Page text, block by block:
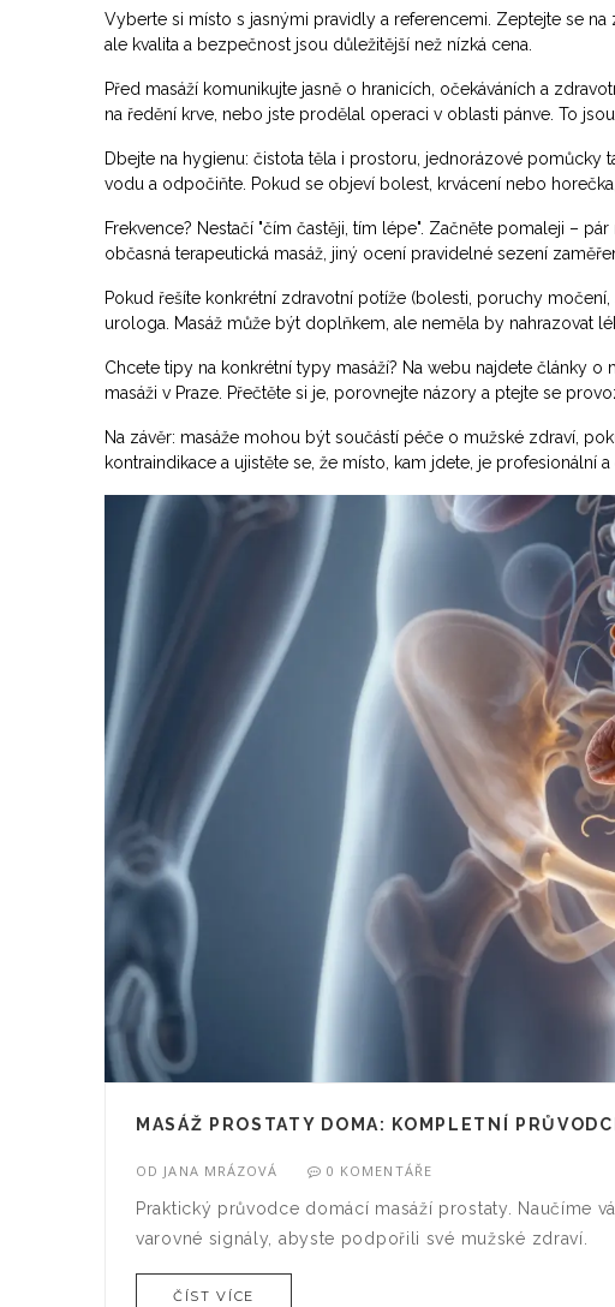
Vyberte si místo s jasnými pravidly a referencemi. Zeptejte se
ale kvalita a bezpečnost jsou důležitější než nízká cena.
Před masáží komunikujte jasně o hranicích, očekáváních a
na ředění krve, nebo jste prodělal operaci v oblasti pánve. To
Dbejte na hygienu: čistota těla i prostoru, jednorázové pomůcky
vodu a odpočiňte. Pokud se objeví bolest, krvácení nebo
Frekvence? Nestačí "čím častěji, tím lépe". Začněte pomaleji –
občasná terapeutická masáž, jiný ocení pravidelné sezení
Pokud řešíte konkrétní zdravotní potíže (bolesti, poruchy
urologa. Masáž může být doplňkem, ale neměla by nahrazovat
Chcete tipy na konkrétní typy masáží? Na webu najdete články o
masáži v Praze. Přečtěte si je, porovnejte názory a ptejte se
Na závěr: masáže mohou být součástí péče o mužské zdraví,
kontraindikace a ujistěte se, že místo, kam jdete, je profesionální
MASÁŽ PROSTATY DOMA: KOMPLETNÍ
OD JANA MRÁZOVÁ 0 KOMENTÁŘE
Praktický průvodce domácí masáží prostaty. Naučíme
varovné signály, abyste podpořili své mužské zdraví.
ČÍST VÍCE